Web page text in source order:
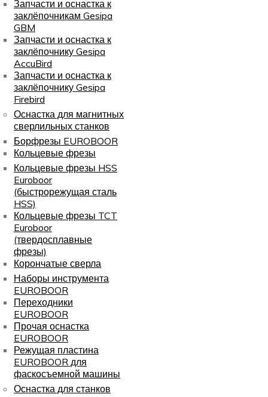
Запчасти и оснастка к
заклёпочникам Gesipa
GBM
Запчасти и оснастка к
заклёпочнику Gesipa
AccuBird
Запчасти и оснастка к
заклёпочнику Gesipa
Firebird
Оснастка для магнитных
сверлильных станков
Борфрезы EUROBOOR
Кольцевые фрезы
Кольцевые фрезы HSS
Euroboor
(быстрорежущая сталь
HSS)
Кольцевые фрезы TCT
Euroboor
(твердосплавные
фрезы)
Корончатые сверла
Наборы инструмента
EUROBOOR
Переходники
EUROBOOR
Прочая оснастка
EUROBOOR
Режущая пластина
EUROBOOR для
фаскосъемной машины
Оснастка для станков